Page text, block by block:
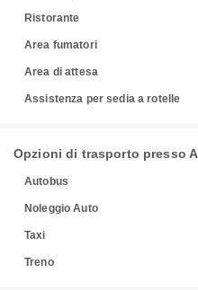
Ristorante
Area fumatori
Area di attesa
Assistenza per sedia a rotelle
Opzioni di trasporto presso
Autobus
Noleggio Auto
Taxi
Treno